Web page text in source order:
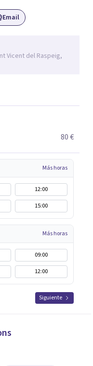
interior. Mi
comprenderse mejor,
y plenitud.
Email
Vicent del Raspeig,
80 €
Más horas
12:00
15:00
Más horas
09:00
12:00
Siguiente